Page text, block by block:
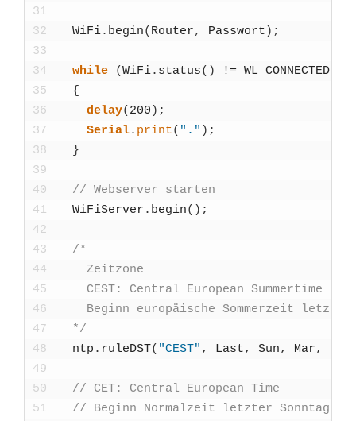
31
32
33
34
35
36
37
38
39
40
41
42
43
44
45
46
47
48
49
50
51
WiFi. begin( Rou­ter, Pass­wort ) ;
while (WiFi. sta­tus( ) != WL_CONNECTED
{
delay( 200 ) ;
Seri­al. print( "." ) ;
}
// Web­ser­ver star­ten
WiFi­Ser­ver . begin( ) ;
/*
Zeit­zo­ne
CEST: Cen­tral Euro­pean Sum­mer­ti­me
Beginn euro­päi­sche Som­mer­zeit letz­ter
*/
ntp . ruleDST( "CEST" , Last, Sun, Mar, 2
// CET: Cen­tral Euro­pean Time
// Beginn Nor­mal­zeit letz­ter Sonn­tag im